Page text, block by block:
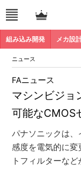
組み込み開発 メカ設
ニュース
マシンビジョ
可能なCMOS
FAニュース
パナソニックは、
感度を電気的に変
トフィルターな